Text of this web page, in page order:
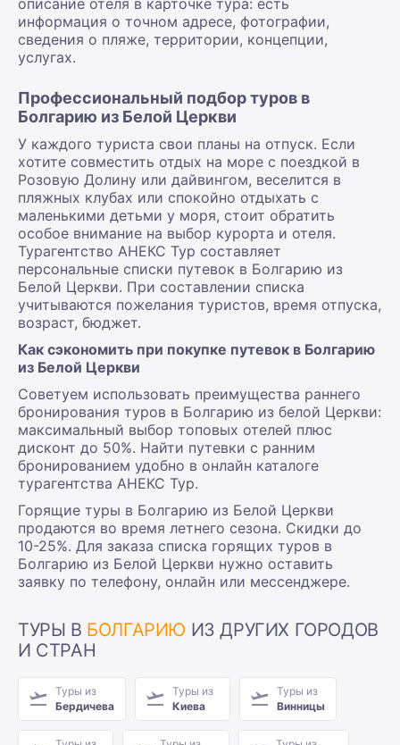
информация о точном адресе, фотографии,
сведения о пляже, территории, концепции,
услугах.
Профессиональный подбор туров в
Болгарию из Белой Церкви
У каждого туриста свои планы на отпуск. Если
хотите совместить отдых на море с поездкой в
Розовую Долину или дайвингом, веселится в
пляжных клубах или спокойно отдыхать с
маленькими детьми у моря, стоит обратить
особое внимание на выбор курорта и отеля.
Турагентство АНЕКС Тур составляет
персональные списки путевок в Болгарию из
Белой Церкви. При составлении списка
учитываются пожелания туристов, время отпуска,
возраст, бюджет.
Как сэкономить при покупке путевок в Болгарию
из Белой Церкви
Советуем использовать преимущества раннего
бронирования туров в Болгарию из белой Церкви:
максимальный выбор топовых отелей плюс
дисконт до 50%. Найти путевки с ранним
бронированием удобно в онлайн каталоге
турагентства АНЕКС Тур.
Горящие туры в Болгарию из Белой Церкви
продаются во время летнего сезона. Скидки до
10-25%. Для заказа списка горящих туров в
Болгарию из Белой Церкви нужно оставить
заявку по телефону, онлайн или мессенджере.
ТУРЫ В БОЛГАРИЮ ИЗ ДРУГИХ ГОРОДОВ
И СТРАН
Туры из
Бердичева
Туры из
Киева
Туры из
Винницы